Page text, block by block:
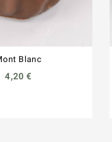
Blanc
4,20 €